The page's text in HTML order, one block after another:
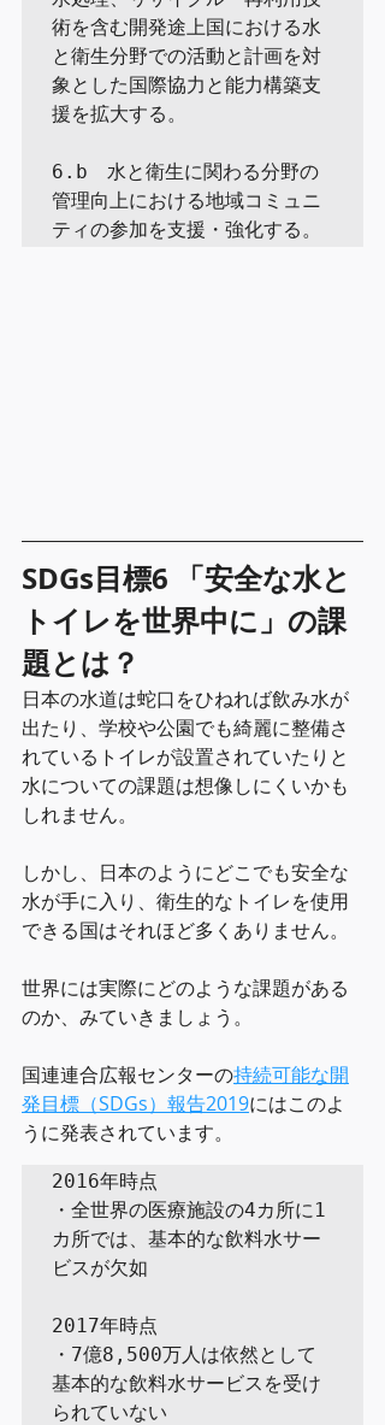
術を含む開発途上国における水
と衛生分野での活動と計画を対
象とした国際協力と能力構築支
援を拡大する。
6.b　水と衛生に関わる分野の
管理向上における地域コミュニ
ティの参加を支援・強化する。
SDGs目標6 「安全な水と
トイレを世界中に」の課
題とは？
日本の水道は蛇口をひねれば飲み水が
出たり、学校や公園でも綺麗に整備さ
れているトイレが設置されていたりと
水についての課題は想像しにくいかも
しれません。
しかし、日本のようにどこでも安全な
水が手に入り、衛生的なトイレを使用
できる国はそれほど多くありません。
世界には実際にどのような課題がある
のか、みていきましょう。
国連連合広報センターの持続可能な開
発目標（SDGs）報告2019にはこのよ
うに発表されています。
2016年時点
・全世界の医療施設の4カ所に1
カ所では、基本的な飲料水サー
ビスが欠如
2017年時点
・7億8,500万人は依然として
基本的な飲料水サービスを受け
られていない